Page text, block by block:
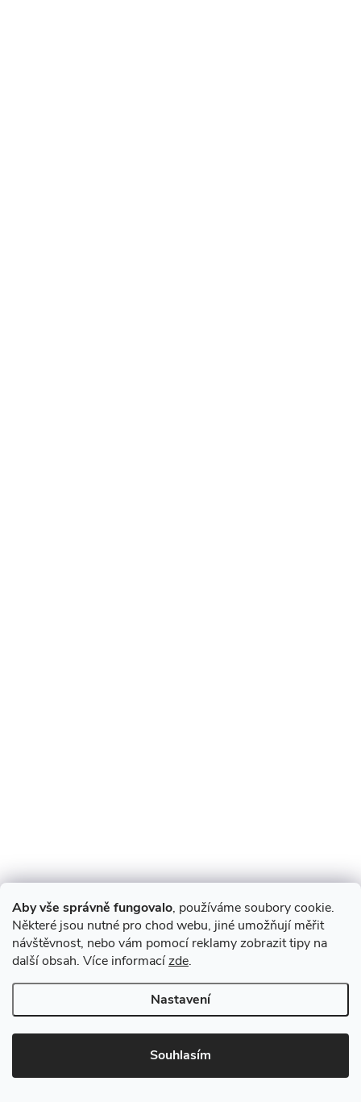
Aby vše správně fungovalo, používáme soubory cookie.
Některé jsou nutné pro chod webu, jiné umožňují měřit
návštěvnost, nebo vám pomocí reklamy zobrazit tipy na
další obsah. Více informacízde.
Nastavení
Souhlasím